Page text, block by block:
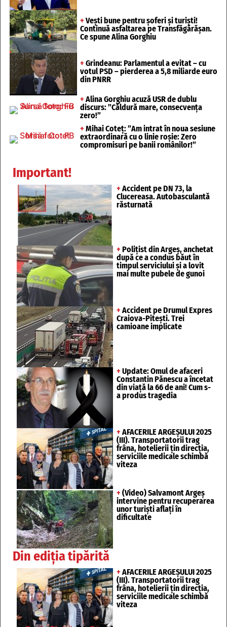
+ Vești bune pentru șoferi și turiști!
Continuă asfaltarea pe Transfăgărășan.
Ce spune Alina Gorghiu
+ Grindeanu: Parlamentul a evitat – cu
votul PSD – pierderea a 5,8 miliarde euro
din PNRR
+ Alina Gorghiu acuză USR de dublu
discurs: ”Căldură mare, consecvența
zero!”
+ Mihai Coteț: ”Am intrat în noua sesiune
extraordinară cu o linie roșie: Zero
compromisuri pe banii românilor!”
Important!
+ Accident pe DN 73, la
Clucereasa. Autobasculantă
răsturnată
+ Polițist din Argeș, anchetat
după ce a condus băut în
timpul serviciului și a lovit
mai multe pubele de gunoi
+ Accident pe Drumul Expres
Craiova-Pitești. Trei
camioane implicate
+ Update: Omul de afaceri
Constantin Pănescu a încetat
din viață la 66 de ani! Cum s-
a produs tragedia
+ AFACERILE ARGEȘULUI 2025
(III). Transportatorii trag
frâna, hotelierii țin direcția,
serviciile medicale schimbă
viteza
+ (Video) Salvamont Argeș
intervine pentru recuperarea
unor turişti aflaţi în
dificultate
Din ediția tipărită
+ AFACERILE ARGEȘULUI 2025
(III). Transportatorii trag
frâna, hotelierii țin direcția,
serviciile medicale schimbă
viteza